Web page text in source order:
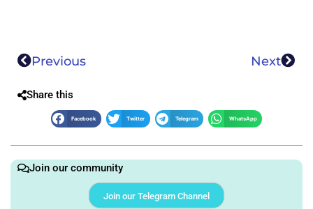
Previous Next
Share this
Facebook Twitter Telegram WhatsApp
Join our community
Join our Telegram Channel